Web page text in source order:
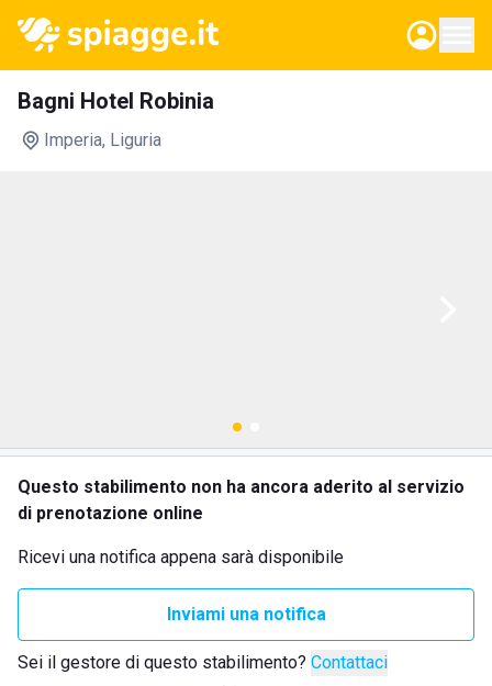
Bagni Hotel Robinia
Imperia, Liguria
Questo stabilimento non ha ancora aderito al servizio
di prenotazione online
Ricevi una notifica appena sarà disponibile
Inviami una notifica
Sei il gestore di questo stabilimento? Contattaci